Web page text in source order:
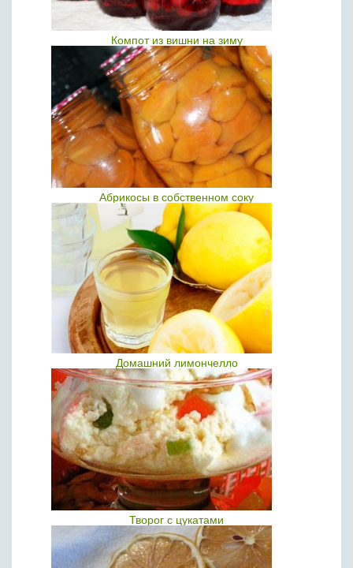
Компот из вишни на зиму
Абрикосы в собственном соку
Домашний лимончелло
Творог с цукатами